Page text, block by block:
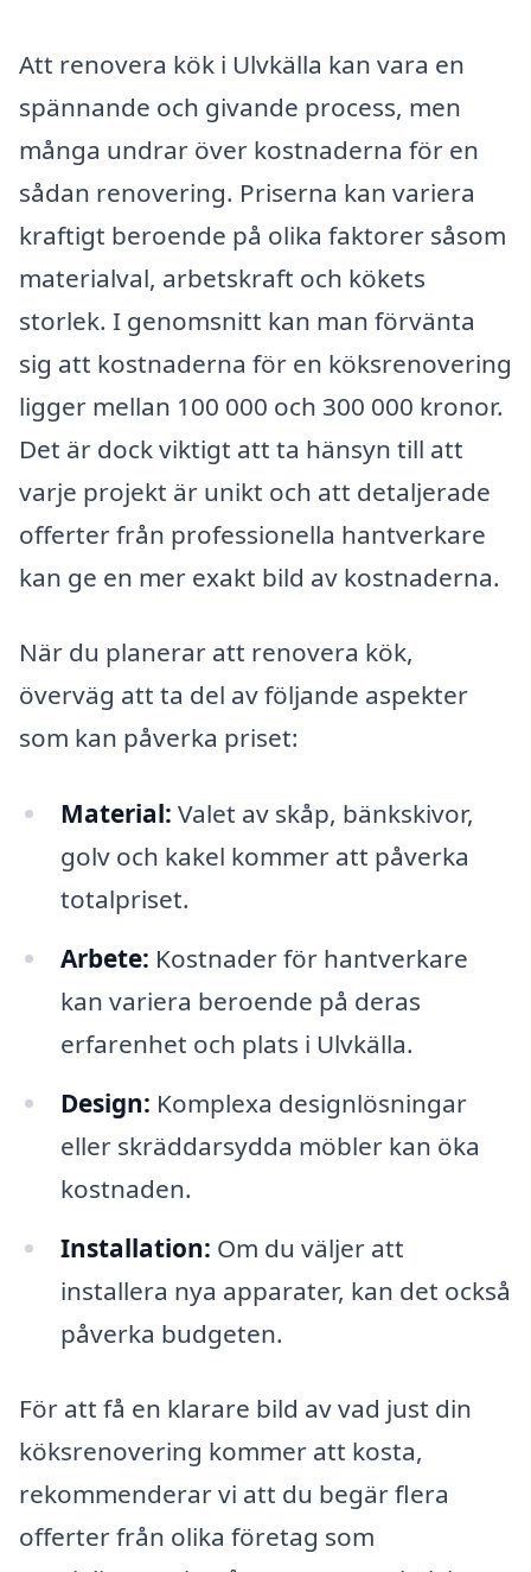
Att renovera kök i Ulvkälla kan vara en
spännande och givande process, men
många undrar över kostnaderna för en
sådan renovering. Priserna kan variera
kraftigt beroende på olika faktorer såsom
materialval, arbetskraft och kökets
storlek. I genomsnitt kan man förvänta
sig att kostnaderna för en köksrenovering
ligger mellan 100 000 och 300 000 kronor.
Det är dock viktigt att ta hänsyn till att
varje projekt är unikt och att detaljerade
offerter från professionella hantverkare
kan ge en mer exakt bild av kostnaderna.
När du planerar att renovera kök,
överväg att ta del av följande aspekter
som kan påverka priset:
Material: Valet av skåp, bänkskivor,
golv och kakel kommer att påverka
totalpriset.
Arbete: Kostnader för hantverkare
kan variera beroende på deras
erfarenhet och plats i Ulvkälla.
Design: Komplexa designlösningar
eller skräddarsydda möbler kan öka
kostnaden.
Installation: Om du väljer att
installera nya apparater, kan det också
påverka budgeten.
För att få en klarare bild av vad just din
köksrenovering kommer att kosta,
rekommenderar vi att du begär flera
offerter från olika företag som